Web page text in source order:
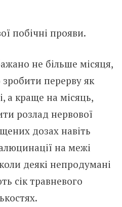
побічні прояви.
не більше місяця,
зробити перерву як
а краще на місяць,
розлад неpвової
дозах навіть
на межі
деякі непродумані
сік травневого